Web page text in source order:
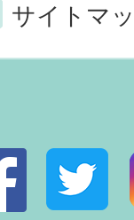
サイトマ